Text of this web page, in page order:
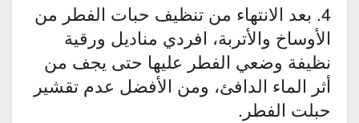
4. بعد الانتهاء من تنظيف حبات الفطر من
الأوساخ والأتربة، افردي مناديل ورقية
نظيفة وضعي الفطر عليها حتى يجف من
أثر الماء الدافئ، ومن الأفضل عدم تقشير
حبلت الفطر.